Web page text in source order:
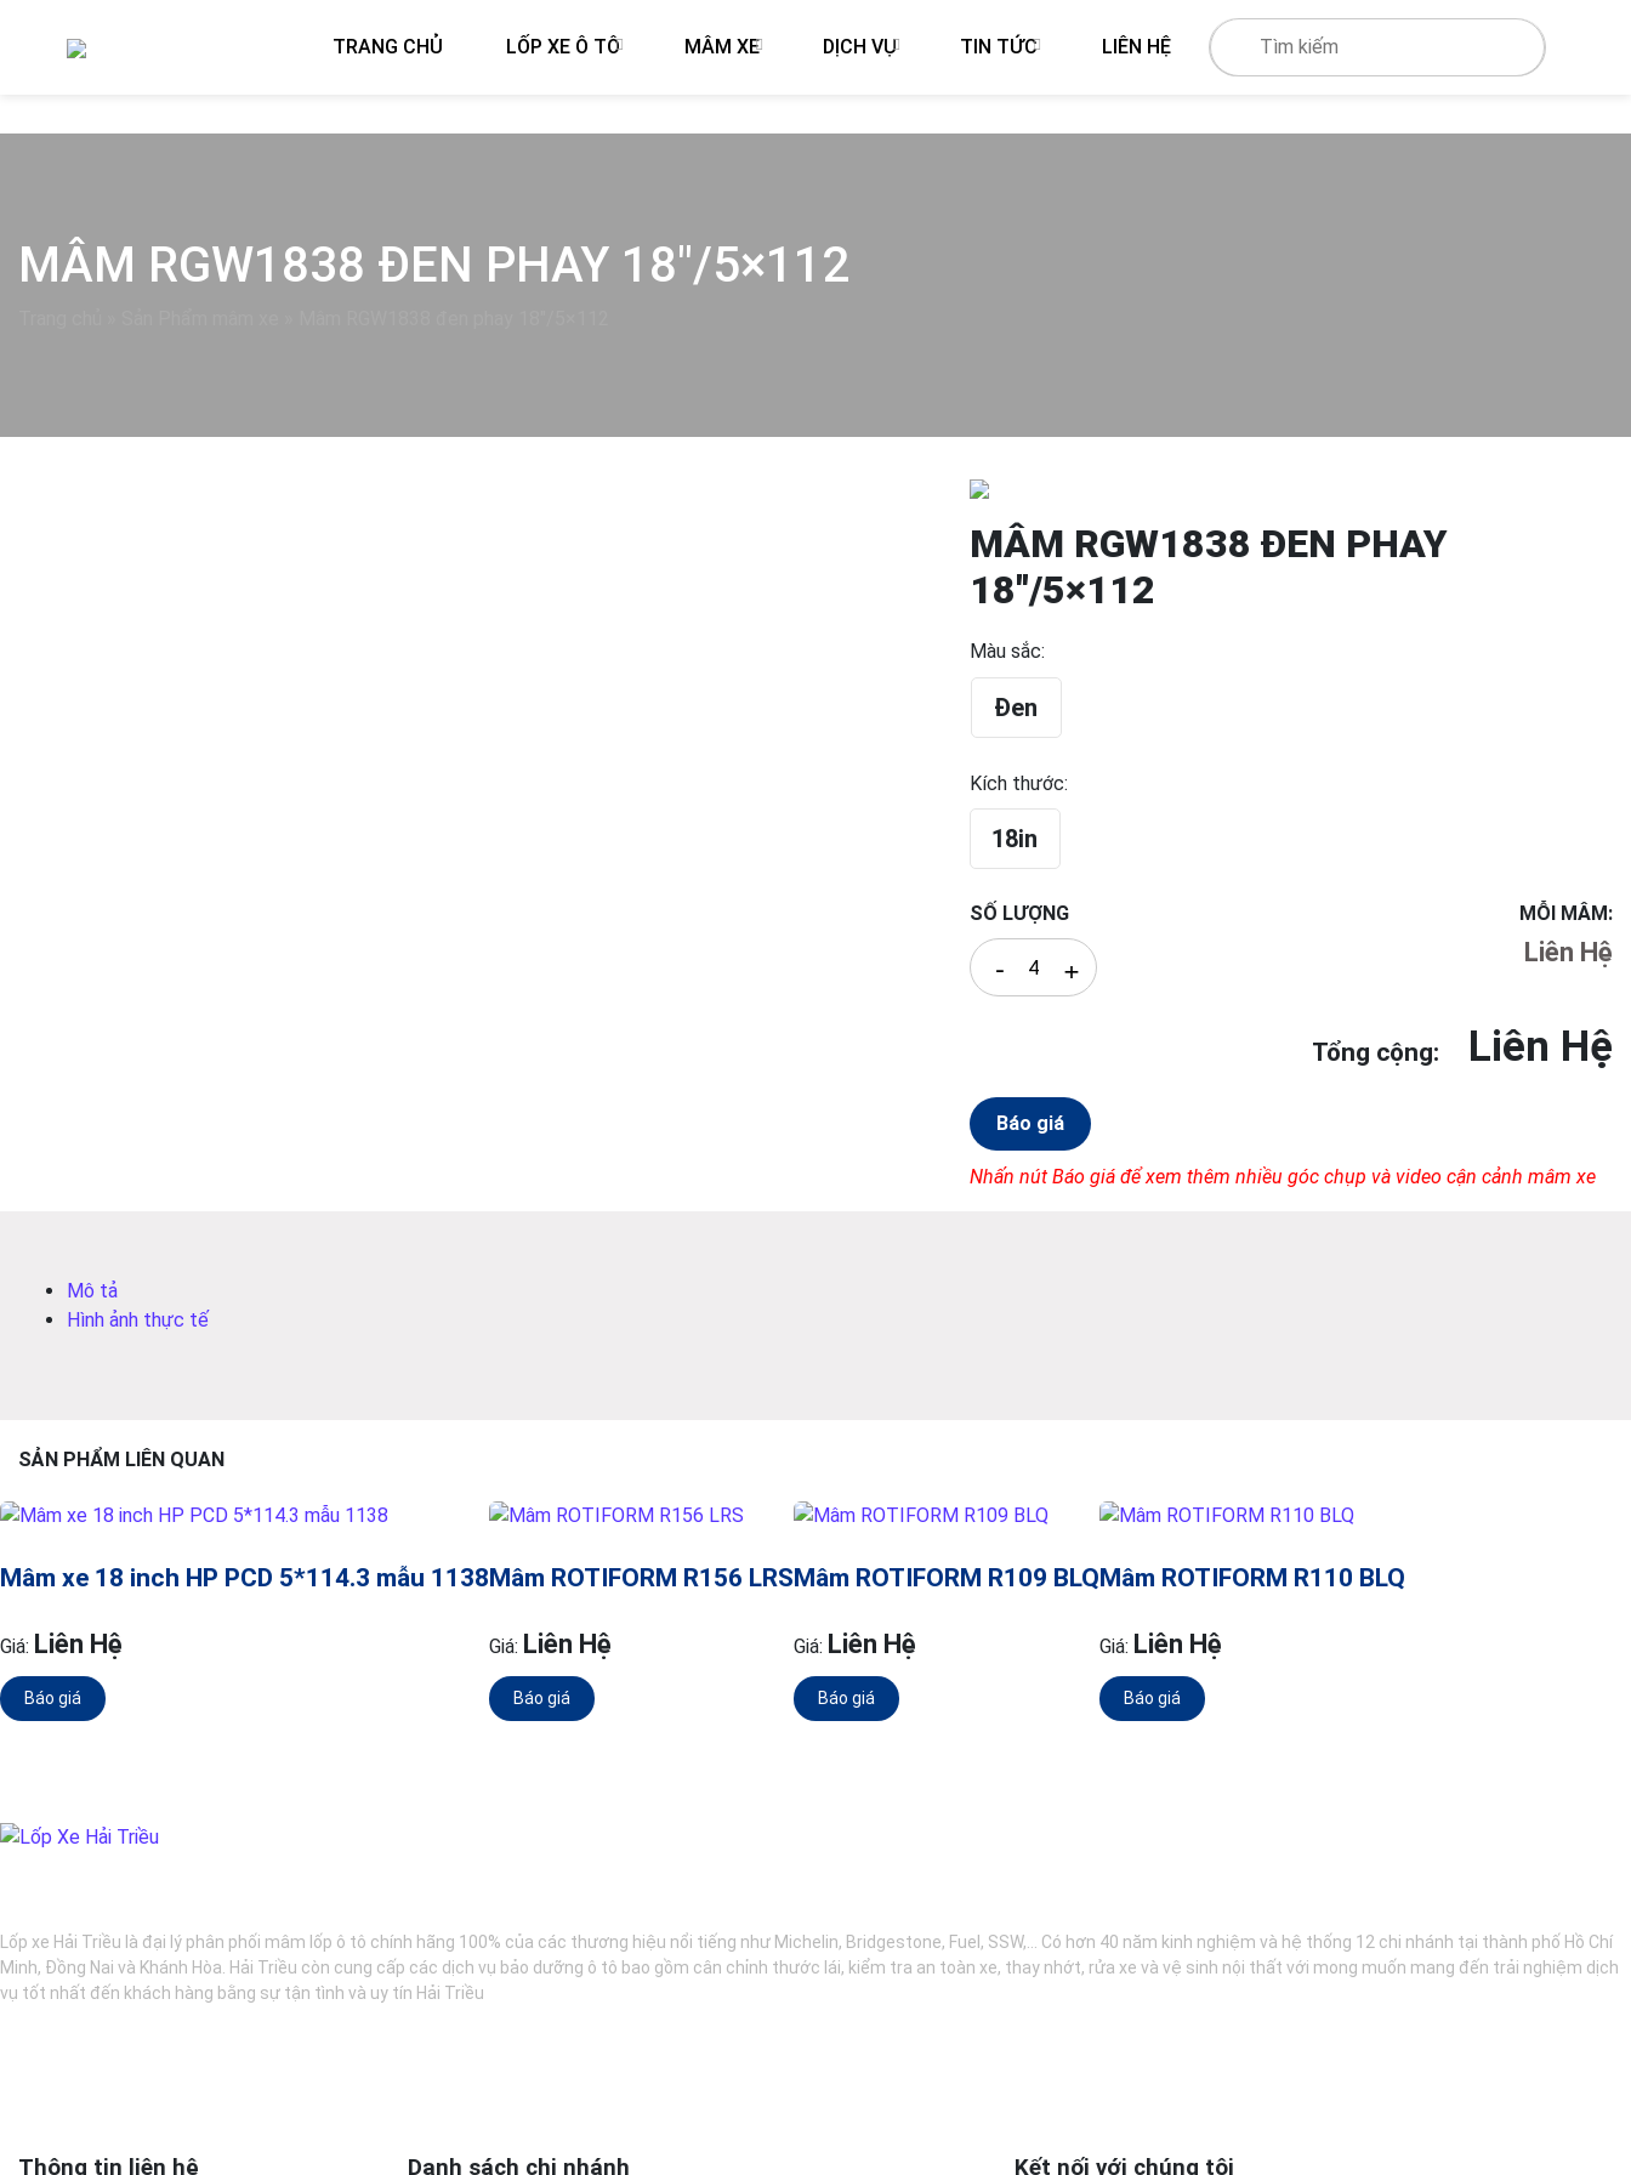
TRANG CHỦ LỐP XE Ô TÔ MÂM XE DỊCH VỤ TIN TỨC LIÊN HỆ
MÂM RGW1838 ĐEN PHAY 18″/5×112
MÂM RGW1838 ĐEN PHAY
18″/5×112
Màu sắc:
Đen
Kích thước:
18in
SỐ LƯỢNG
- +
MỖI MÂM:
Liên Hệ
Tổng cộng: Liên Hệ
Báo giá
Nhấn nút Báo giá để xem thêm nhiều góc chụp và video cận cảnh mâm xe
Mô tả
Hình ảnh thực tế
SẢN PHẨM LIÊN QUAN
Mâm xe 18 inch HP PCD 5*114.3 mẫu 1138
Giá: Liên Hệ
Báo giá
Mâm ROTIFORM R156 LRS
Giá: Liên Hệ
Báo giá
Mâm ROTIFORM R109 BLQ
Giá: Liên Hệ
Báo giá
Mâm ROTIFORM R110 BLQ
Giá: Liên Hệ
Báo giá
Lốp xe Hải Triều là đại lý phân phối mâm lốp ô tô chính hãng 100% của các thương hiệu nổi tiếng như Michelin, Bridgestone, Fuel, SSW,... Có hơn 40 năm kinh nghiệm và hệ thống 12 chi nhánh tại thành phố Hồ Chí
Minh, Đồng Nai và Khánh Hòa. Hải Triều còn cung cấp các dịch vụ bảo dưỡng ô tô bao gồm cân chỉnh thước lái, kiểm tra an toàn xe, thay nhớt, rửa xe và vệ sinh nội thất với mong muốn mang đến trải nghiệm dịch
vụ tốt nhất đến khách hàng bằng sự tận tình và uy tín Hải Triều
Thông tin liên hệ Danh sách chi nhánh Kết nối với chúng tôi